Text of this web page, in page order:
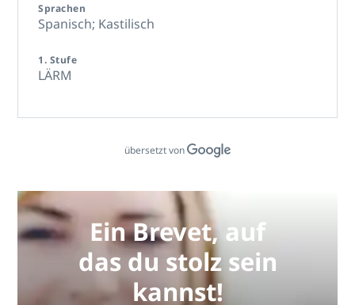
Sprachen
Spanisch; Kastilisch
1. Stufe
LÄRM
übersetzt von
Ein Brevet, auf
das du stolz sein
kannst!